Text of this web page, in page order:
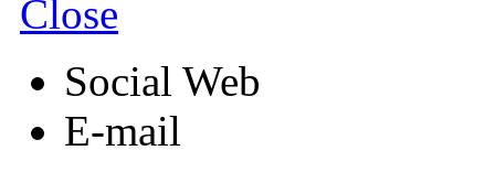
Close
Social Web
E-mail